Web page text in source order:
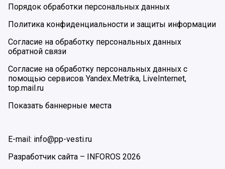
Порядок обработки персональных данных
Политика конфиденциальности и защиты информации
Согласие на обработку персональных данных
обратной связи
Согласие на обработку персональных данных с
помощью сервисов Yandex.Metrika, LiveInternet,
top.mail.ru
Показать баннерные места
E-mail: info@pp-vesti.ru
Разработчик сайта –
INFOROS 2026